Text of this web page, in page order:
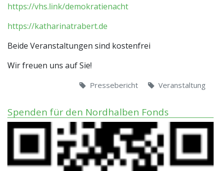
https://vhs.link/demokratienacht
https://katharinatrabert.de
Beide Veranstaltungen sind kostenfrei
Wir freuen uns auf Sie!
Pressebericht Veranstaltung
Spenden für den Nordhalben Fonds